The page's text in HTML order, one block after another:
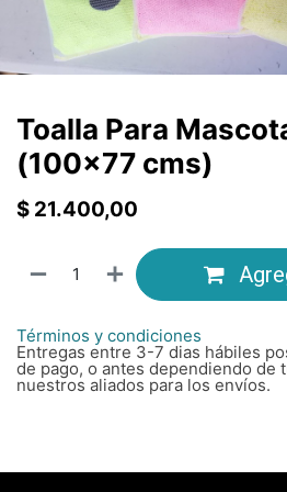
Toalla Para
(100x77 cms)
$ 21.400,00
Términos y condiciones
Entregas entre 3-7 dias hábiles
de pago, o antes dependiendo de
nuestros aliados para los envíos.